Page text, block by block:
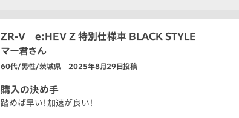
ZR-V e:HEV Z 特別仕様車 BLACK STYLE
マー君さん
60代/男性/茨城県 2025年8月29日投稿
購入の決め手
踏めば早い！加速が良い！